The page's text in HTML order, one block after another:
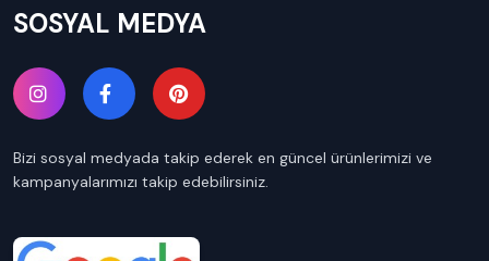
SOSYAL MEDYA
Bizi sosyal medyada takip ederek en güncel ürünlerimizi ve
kampanyalarımızı takip edebilirsiniz.